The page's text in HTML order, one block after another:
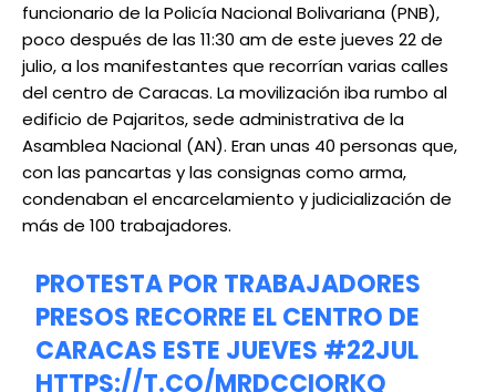
funcionario de la Policía Nacional Bolivariana (PNB),
poco después de las 11:30 am de este jueves 22 de
julio, a los manifestantes que recorrían varias calles
del centro de Caracas. La movilización iba rumbo al
edificio de Pajaritos, sede administrativa de la
Asamblea Nacional (AN). Eran unas 40 personas que,
con las pancartas y las consignas como arma,
condenaban el encarcelamiento y judicialización de
más de 100 trabajadores.
PROTESTA POR TRABAJADORES
PRESOS RECORRE EL CENTRO DE
CARACAS ESTE JUEVES #22JUL
HTTPS://T.CO/MRDCCIORKQ